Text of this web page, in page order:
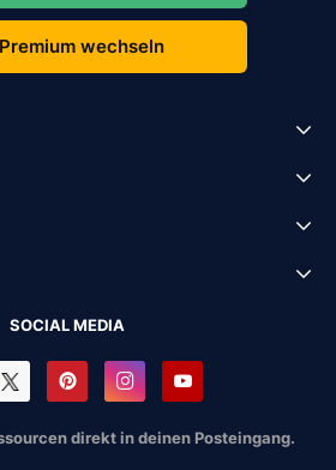
wechseln
SOCIAL MEDIA
direkt in deinen Posteingang.